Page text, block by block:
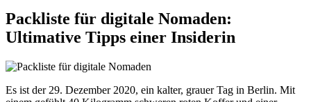
Packliste für digitale Nomaden:
Ultimative Tipps einer Insiderin
Es ist der 29. Dezember 2020, ein kalter, grauer Tag in Berlin. Mit